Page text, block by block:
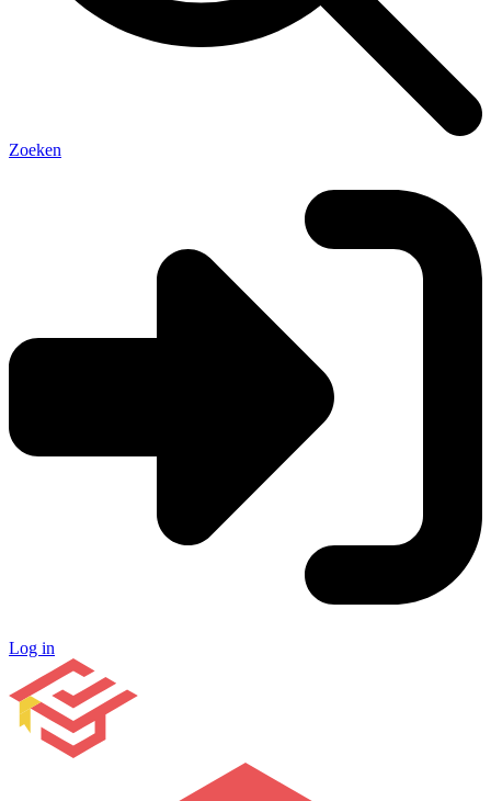
Zoeken
Log in